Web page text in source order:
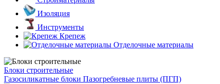
Изоляция
Инструменты
Крепеж
Отделочные материалы
Блоки строительные
Газосиликатные блоки Пазогребневые плиты (ПГП)